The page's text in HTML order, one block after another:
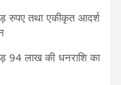
रुपए तथा एकीकृत आदर्श
94 लाख की धनराशि का